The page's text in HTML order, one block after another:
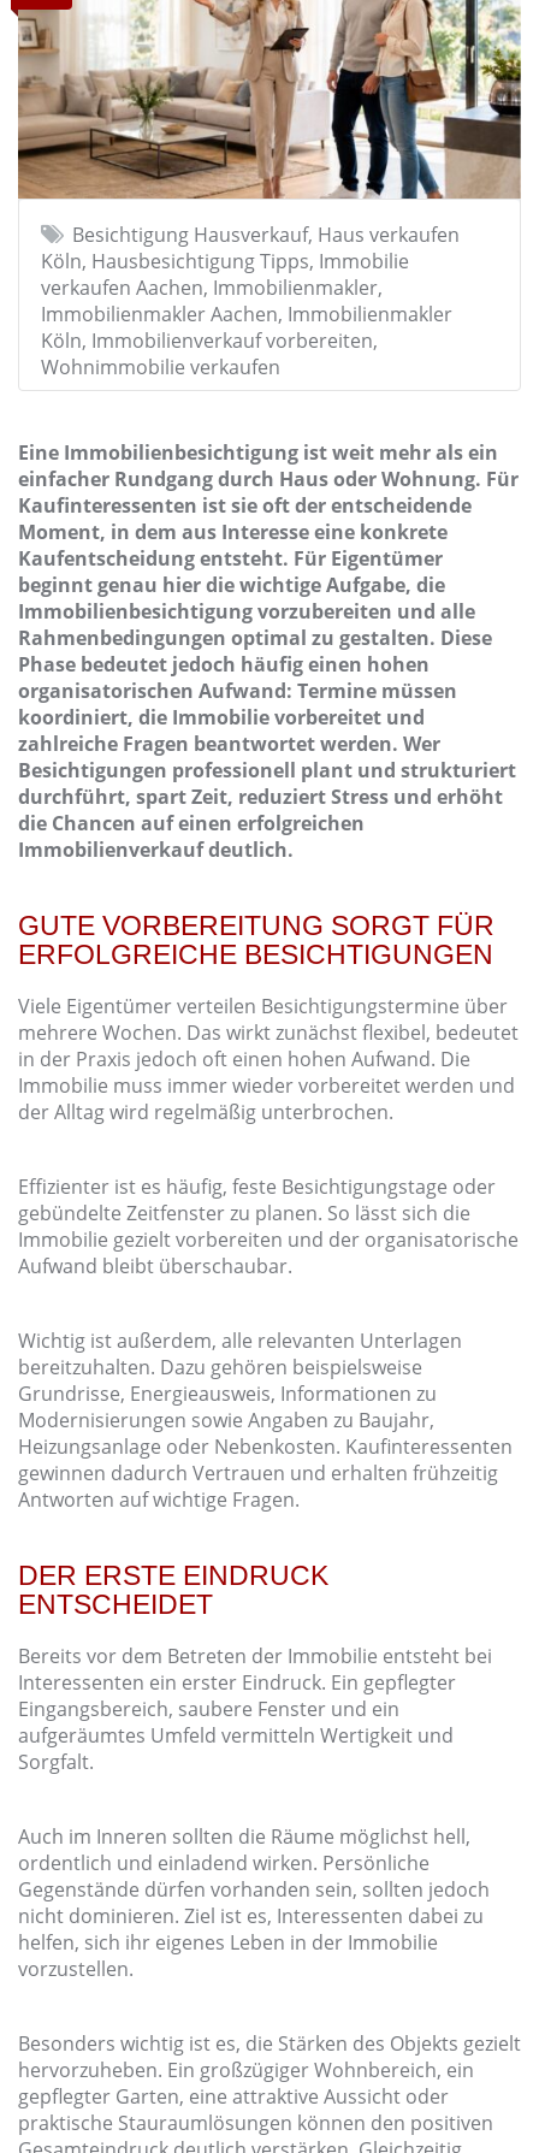
Besichtigung Hausverkauf, Haus verkaufen
Köln, Hausbesichtigung Tipps, Immobilie
verkaufen Aachen, Immobilienmakler,
Immobilienmakler Aachen, Immobilienmakler
Köln, Immobilienverkauf vorbereiten,
Wohnimmobilie verkaufen
Eine Immobilienbesichtigung ist weit mehr als ein
einfacher Rundgang durch Haus oder Wohnung. Für
Kaufinteressenten ist sie oft der entscheidende
Moment, in dem aus Interesse eine konkrete
Kaufentscheidung entsteht. Für Eigentümer
beginnt genau hier die wichtige Aufgabe, die
Immobilienbesichtigung vorzubereiten und alle
Rahmenbedingungen optimal zu gestalten. Diese
Phase bedeutet jedoch häufig einen hohen
organisatorischen Aufwand: Termine müssen
koordiniert, die Immobilie vorbereitet und
zahlreiche Fragen beantwortet werden. Wer
Besichtigungen professionell plant und strukturiert
durchführt, spart Zeit, reduziert Stress und erhöht
die Chancen auf einen erfolgreichen
Immobilienverkauf deutlich.
GUTE VORBEREITUNG SORGT FÜR
ERFOLGREICHE BESICHTIGUNGEN
Viele Eigentümer verteilen Besichtigungstermine über
mehrere Wochen. Das wirkt zunächst flexibel, bedeutet
in der Praxis jedoch oft einen hohen Aufwand. Die
Immobilie muss immer wieder vorbereitet werden und
der Alltag wird regelmäßig unterbrochen.
Effizienter ist es häufig, feste Besichtigungstage oder
gebündelte Zeitfenster zu planen. So lässt sich die
Immobilie gezielt vorbereiten und der organisatorische
Aufwand bleibt überschaubar.
Wichtig ist außerdem, alle relevanten Unterlagen
bereitzuhalten. Dazu gehören beispielsweise
Grundrisse, Energieausweis, Informationen zu
Modernisierungen sowie Angaben zu Baujahr,
Heizungsanlage oder Nebenkosten. Kaufinteressenten
gewinnen dadurch Vertrauen und erhalten frühzeitig
Antworten auf wichtige Fragen.
DER ERSTE EINDRUCK
ENTSCHEIDET
Bereits vor dem Betreten der Immobilie entsteht bei
Interessenten ein erster Eindruck. Ein gepflegter
Eingangsbereich, saubere Fenster und ein
aufgeräumtes Umfeld vermitteln Wertigkeit und
Sorgfalt.
Auch im Inneren sollten die Räume möglichst hell,
ordentlich und einladend wirken. Persönliche
Gegenstände dürfen vorhanden sein, sollten jedoch
nicht dominieren. Ziel ist es, Interessenten dabei zu
helfen, sich ihr eigenes Leben in der Immobilie
vorzustellen.
Besonders wichtig ist es, die Stärken des Objekts gezielt
hervorzuheben. Ein großzügiger Wohnbereich, ein
gepflegter Garten, eine attraktive Aussicht oder
praktische Stauraumlösungen können den positiven